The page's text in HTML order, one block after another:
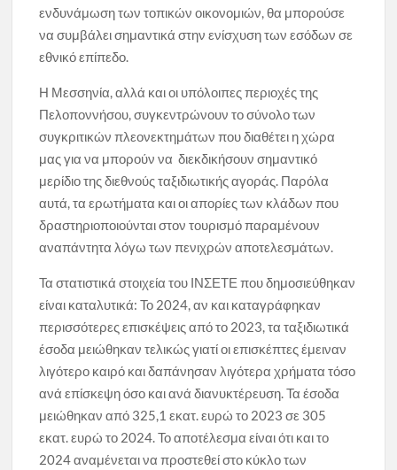
ενδυνάμωση των τοπικών οικονομιών, θα μπορούσε
να συμβάλει σημαντικά στην ενίσχυση των εσόδων σε
εθνικό επίπεδο.
Η Μεσσηνία, αλλά και οι υπόλοιπες περιοχές της
Πελοποννήσου, συγκεντρώνουν το σύνολο των
συγκριτικών πλεονεκτημάτων που διαθέτει η χώρα
μας για να μπορούν να διεκδικήσουν σημαντικό
μερίδιο της διεθνούς ταξιδιωτικής αγοράς. Παρόλα
αυτά, τα ερωτήματα και οι απορίες των κλάδων που
δραστηριοποιούνται στον τουρισμό παραμένουν
αναπάντητα λόγω των πενιχρών αποτελεσμάτων.
Τα στατιστικά στοιχεία του ΙΝΣΕΤΕ που δημοσιεύθηκαν
είναι καταλυτικά: Το 2024, αν και καταγράφηκαν
περισσότερες επισκέψεις από το 2023, τα ταξιδιωτικά
έσοδα μειώθηκαν τελικώς γιατί οι επισκέπτες έμειναν
λιγότερο καιρό και δαπάνησαν λιγότερα χρήματα τόσο
ανά επίσκεψη όσο και ανά διανυκτέρευση. Τα έσοδα
μειώθηκαν από 325,1 εκατ. ευρώ το 2023 σε 305
εκατ. ευρώ το 2024. Το αποτέλεσμα είναι ότι και το
2024 αναμένεται να προστεθεί στο κύκλο των